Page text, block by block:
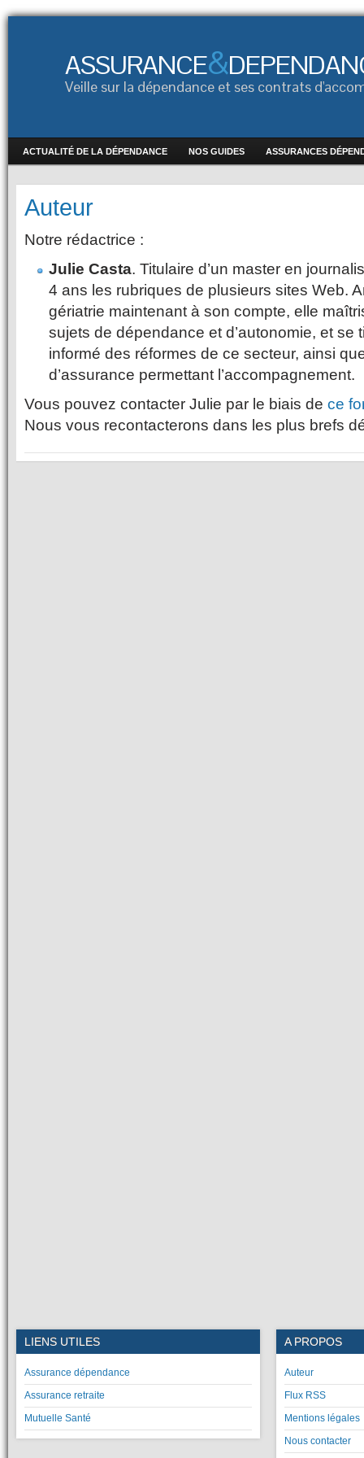
ASSURANCE&
Veille sur la dépendance et ses contrats
ACTUALITÉ DE LA DÉPENDANCE NOS GUIDES ASSURANCES
Auteur
Notre rédactrice :
Julie Casta. Titulaire d’un master en
4 ans les rubriques de plusieurs sites Web.
gériatrie maintenant à son compte, elle
sujets de dépendance et d’autonomie, et se
informé des réformes de ce secteur, ainsi
d’assurance permettant l’accompagnement.
Vous pouvez contacter Julie par le biais de ce
Nous vous recontacterons dans les plus brefs
LIENS UTILES
Assurance dépendance
Assurance retraite
Mutuelle Santé
A PROPOS
Auteur
Flux RSS
Mentions légales
Nous contacter